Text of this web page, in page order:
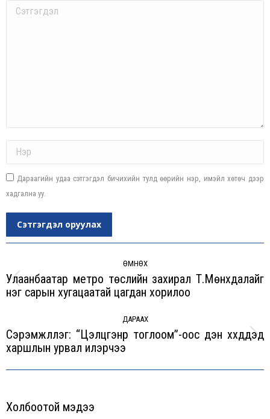
Comment
Дараагийн удаа сэтгэгдэл бичихийн тулд өөрийн нэр, имэйл хөтөч дээр
хадгална уу.
Сэтгэгдэл оруулах
navigation
ӨМНӨХ
Previous
post:
Улаанбаатар метро төслийн захирал Т.Мөнхдалайг
нэг сарын хугацаатай цагдан хорилоо
ДАРААХ
Next
Сэрэмжлүүлэг: “Цэлцгэнүүр тоглоом”-оос үүдэн хүүхдүүдэд
харшлын урвал илэрчээ
Холбоотой мэдээ